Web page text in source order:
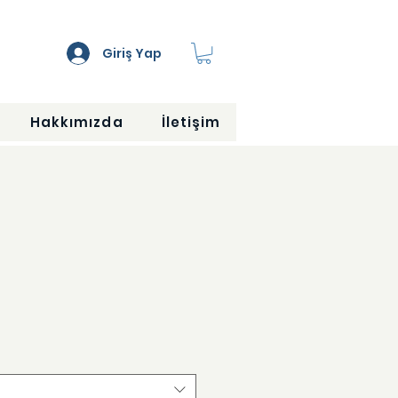
Giriş Yap
Hakkımızda İletişim